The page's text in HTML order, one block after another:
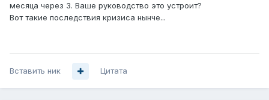
месяца через 3. Ваше руководство это устроит?
Вот такие последствия кризиса нынче...
Вставить ник Цитата